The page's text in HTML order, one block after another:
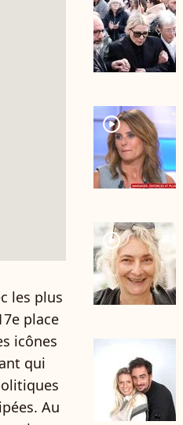
les plus
place
icônes
qui
Au
player2
player2